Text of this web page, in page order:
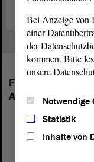
Folgende
Anhalt vertreten:
Bei Anzeige von
einer
der
kommen. Bitte
unsere
Notwendige
Statistik
Inhalte von